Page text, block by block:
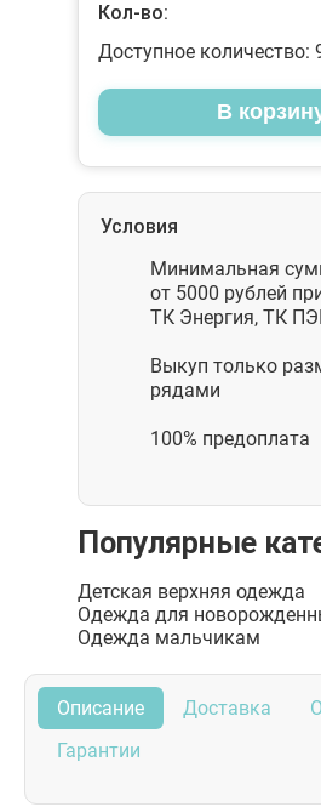
Кол-во:
Доступное количество:
В
Условия
Минимальная
от 5000 рублей
ТК Энергия, ТК
Выкуп только
рядами
100% предоплата
Популярные
Детская верхняя одежда
Одежда для
Одежда мальчикам
Описание Доставка
Гарантии